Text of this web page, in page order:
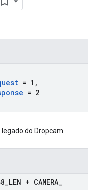
= 1 ,
= 2
do Dropcam.
LEN + CAMERA